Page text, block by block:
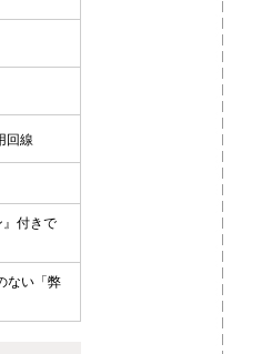
回線
』付きで
ない「弊